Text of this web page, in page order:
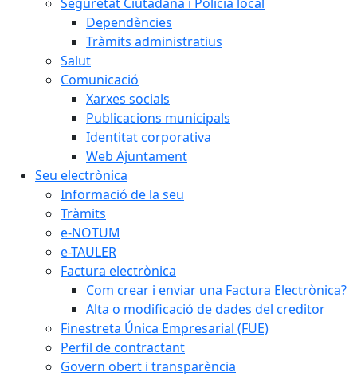
Dependències
Tràmits administratius
Salut
Comunicació
Xarxes socials
Publicacions municipals
Identitat corporativa
Web Ajuntament
Seu electrònica
Informació de la seu
Tràmits
e-NOTUM
e-TAULER
Factura electrònica
Com crear i enviar una Factura Electrònica?
Alta o modificació de dades del creditor
Finestreta Única Empresarial (FUE)
Perfil de contractant
Govern obert i transparència